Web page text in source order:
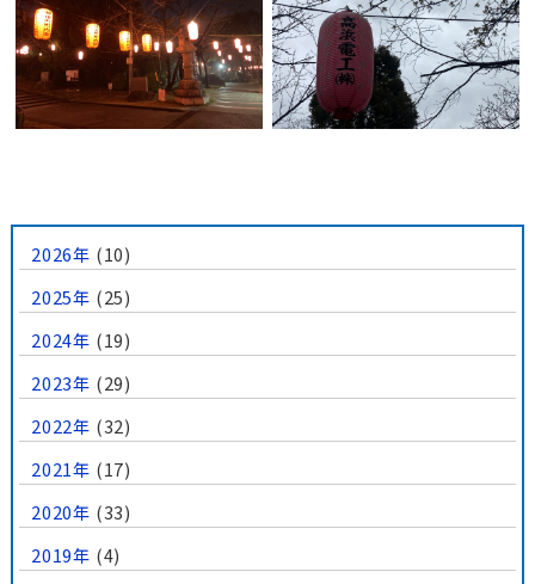
2026年 (10)
2025年 (25)
2024年 (19)
2023年 (29)
2022年 (32)
2021年 (17)
2020年 (33)
2019年 (4)